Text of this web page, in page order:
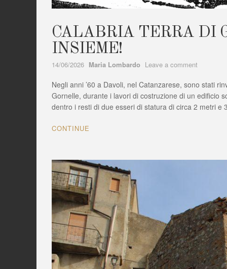
CALABRIA TERRA DI
INSIEME!
14/06/2026 Author
Maria Lombardo Leave a comment
TERRA
DI
GIGANTI?
Negli anni ’60 a Davoli, nel Catanzarese, sono stati
Gornelle, durante i lavori di costruzione di un edificio
dentro i resti di due esseri di statura di circa 2 metri
CONTINUE